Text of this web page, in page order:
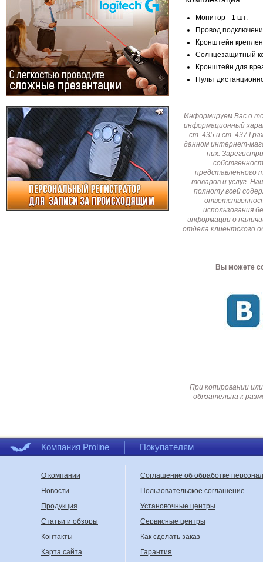
Монитор - 1 шт.
Провод
Кронштейн
Солнцезащитный
Кронштейн для
Пульт
Информируем Вас о
информационный
ст. 435 и ст. 437
данном интернет-
них.
представленного
товаров и услуг.
полноту всей
использования
информации о
отдела клиентского
Вы можете
При копировании
обязательна к
Компания Proline Покупателям
О компании
Новости
Продукция
Статьи и обзоры
Контакты
Карта сайта
Соглашение об обработке
Пользовательское соглашение
Установочные центры
Сервисные центры
Как сделать заказ
Гарантия